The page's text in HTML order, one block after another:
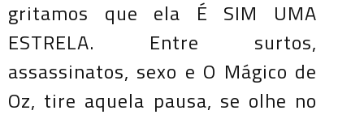
gritamos que ela É SIM UMA
ESTRELA. Entre surtos,
assassinatos, sexo e O Mágico de
Oz, tire aquela pausa, se olhe no